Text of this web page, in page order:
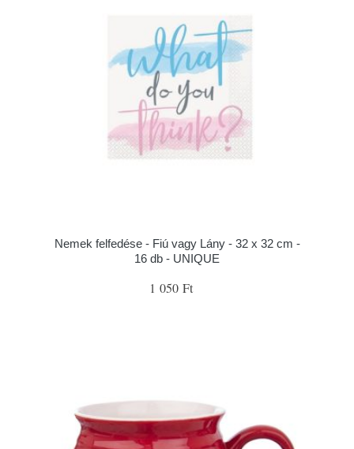
Nemek felfedése - Fiú vagy Lány - 32 x 32 cm -
16 db - UNIQUE
1 050 Ft